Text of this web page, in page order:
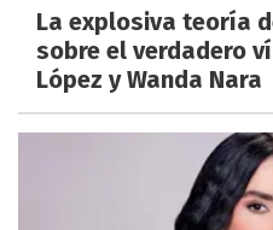
La explosiva teoría
sobre el verdadero
López y Wanda Nara